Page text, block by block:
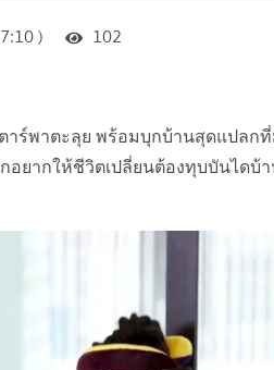
) 102
าร์พาตะลุย พร้อมบุกบ้านสุดแปลกที่
ยากให้ชีวิตเปลี่ยนต้องทุบบันไดบ้า